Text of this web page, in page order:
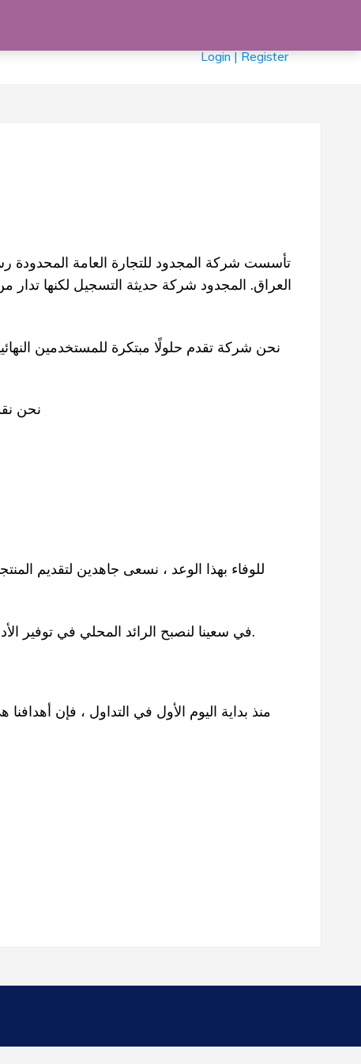
Login | Register
نحن شركة تقدم حلولًا مبتكرة للمستخدمين
نحن
للوفاء بهذا الوعد ، نسعى جاهدين لتقديم
في سعينا لنصبح الرائد المحلي في توفير الأدوات وتقنيات الأجهزة لعملائنا ، فإن الوعد النهائي لشركة المجدود هو جعل عمل العملاء أكثر راحة وسهولة وكفاءة.
منذ بداية اليوم الأول في التداول ، فإن